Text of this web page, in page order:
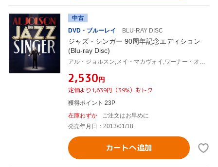
中古
DVD・ブルーレイ
BLU-RAY DISC
ジャズ・シンガー 90周年記念エディション
(Blu-ray Disc)
アル・ジョルスン,メイ・マカヴォイ,ワーナー・オーランド,アラン・クロスランド(監督)
¥2,530円
定価より1,639円（39%）おトク
獲得ポイント 23P
在庫わずか
ご注文はお早めに
発売年月日：2013/01/18
カートへ追加